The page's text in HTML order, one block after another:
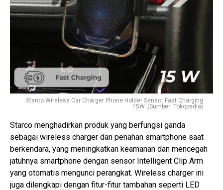
Starco Wireless Car Charger Phone Holder Sensor Fast Charging
15W. (Sumber: Tokopedia)
Starco menghadirkan produk yang berfungsi ganda
sebagai wireless charger dan penahan smartphone saat
berkendara, yang meningkatkan keamanan dan mencegah
jatuhnya smartphone dengan sensor Intelligent Clip Arm
yang otomatis mengunci perangkat. Wireless charger ini
juga dilengkapi dengan fitur-fitur tambahan seperti LED